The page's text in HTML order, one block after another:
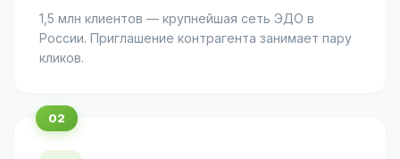
1,5 млн клиентов — крупнейшая сеть ЭДО в
России. Приглашение контрагента занимает пару
кликов.